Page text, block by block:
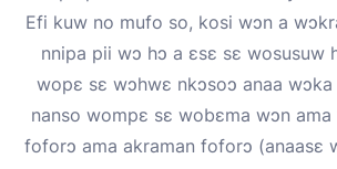
Efi kuw no mufo so, kosi wɔn a
nnipa pii wɔ hɔ a ɛsɛ sɛ wosusuw
wopɛ sɛ wɔhwɛ nkɔsoɔ anaa
nanso wompɛ sɛ wobɛma wɔn ama
foforɔ ama akraman foforɔ (anaasɛ